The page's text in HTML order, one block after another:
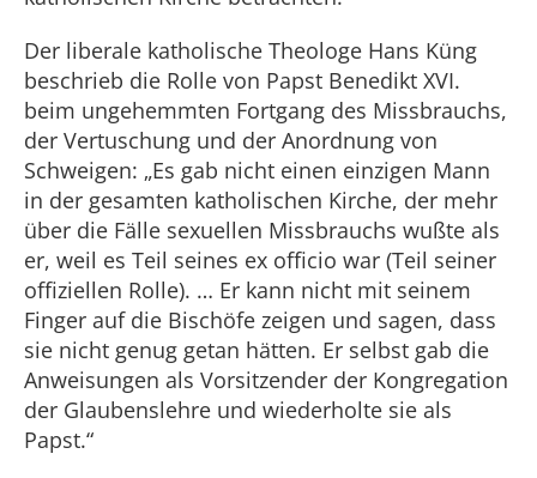
Der liberale katholische Theologe Hans Küng
beschrieb die Rolle von Papst Benedikt XVI.
beim ungehemmten Fortgang des Missbrauchs,
der Vertuschung und der Anordnung von
Schweigen: „Es gab nicht einen einzigen Mann
in der gesamten katholischen Kirche, der mehr
über die Fälle sexuellen Missbrauchs wußte als
er, weil es Teil seines ex officio war (Teil seiner
offiziellen Rolle). … Er kann nicht mit seinem
Finger auf die Bischöfe zeigen und sagen, dass
sie nicht genug getan hätten. Er selbst gab die
Anweisungen als Vorsitzender der Kongregation
der Glaubenslehre und wiederholte sie als
Papst.“